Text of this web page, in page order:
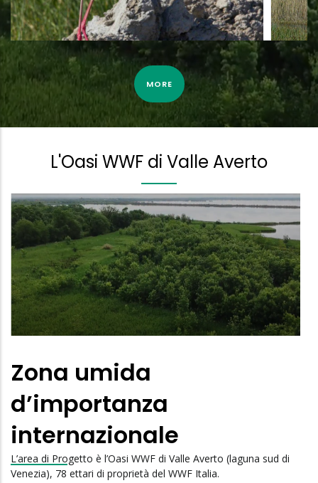
MORE
L'Oasi WWF di Valle Averto
Zona umida
d’importanza
internazionale
L’area di Progetto è l’Oasi WWF di Valle Averto (laguna sud di
Venezia), 78 ettari di proprietà del WWF Italia.